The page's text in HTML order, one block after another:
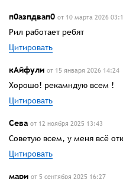
п0азпдвап0 от 10 марта 2026
Рил работает ребят
Цитировать
кАйфули от 15 января 2026 14:24
Хорошо! рекамндую всем !
Цитировать
Сева от 12 ноября 2025 13:43
Советую всем, у меня всё
Цитировать
мари от 5 сентября 2025 16:27